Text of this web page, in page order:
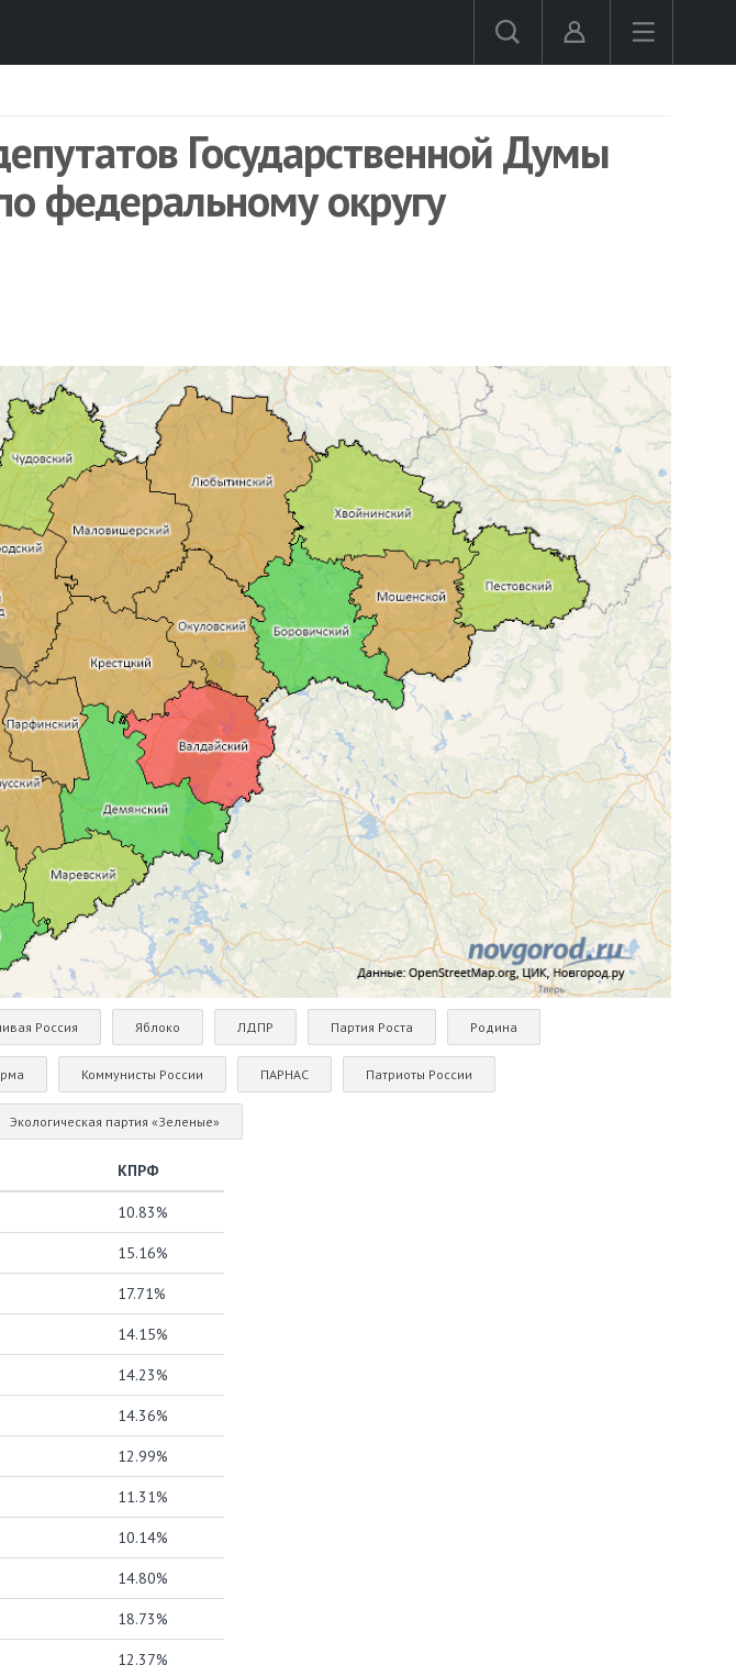
Государственной Думы
федеральному округу
Россия Яблоко ЛДПР Партия Роста Родина
Коммунисты России ПАРНАС Патриоты России
Экологическая партия «Зеленые»
КПРФ
10.83%
15.16%
17.71%
14.15%
14.23%
14.36%
12.99%
11.31%
10.14%
14.80%
18.73%
12.37%